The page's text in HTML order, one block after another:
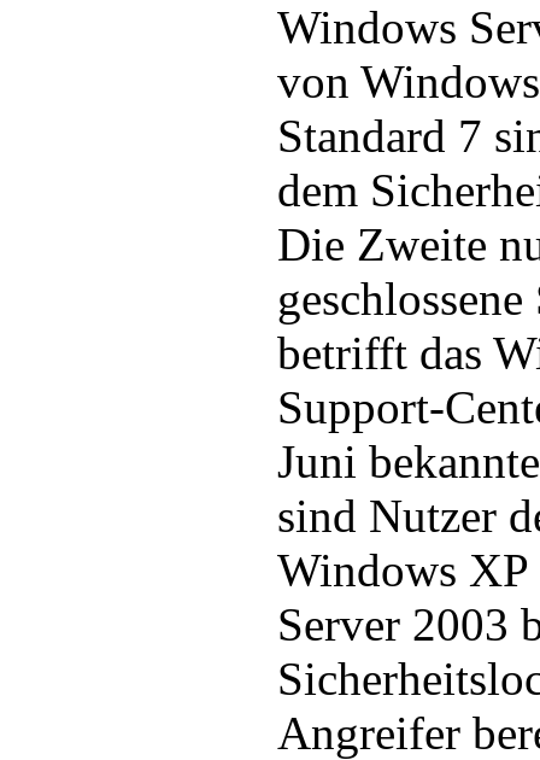
Windows
von
Standard 7
dem
Die Zweite
betrifft das
Support-
Juni
sind Nutzer
Windows
Server 2003
Angreifer